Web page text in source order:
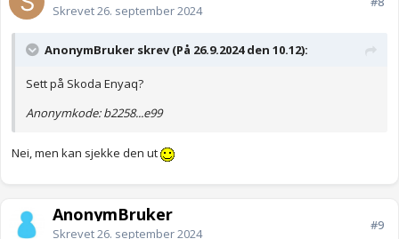
Skrevet26. september 2024
AnonymBruker skrev (På 26.9.2024 den 10.12):
Sett på Skoda Enyaq?
Anonymkode: b2258...e99
Nei, men kan sjekke den ut
AnonymBruker
Skrevet26. september 2024
#9